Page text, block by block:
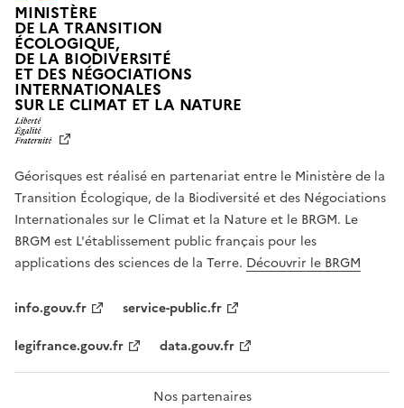
MINISTÈRE
DE LA TRANSITION
ÉCOLOGIQUE,
DE LA BIODIVERSITÉ
ET DES NÉGOCIATIONS
INTERNATIONALES
SUR LE CLIMAT ET LA NATUREL
T
É
,
É
G
A
L
F
A
T
Géorisques est réalisé en partenariat entre le Ministère de la
Transition Écologique, de la Biodiversité et des Négociations
Internationales sur le Climat et la Nature et le BRGM. Le
BRGM est L'établissement public français pour les
applications des sciences de la Terre. Découvrir le BRGM
info.gouv.fr
service-public.fr
legifrance.gouv.fr
data.gouv.fr
Nos partenaires